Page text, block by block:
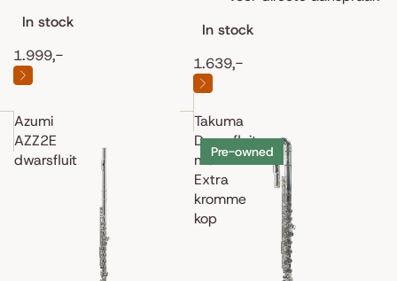
In stock
1.999,-
In stock
1.639,-
Azumi
AZZ2E
dwarsfluit
Takuma
Dwarsfluit
met
Extra
kromme
kop
Pre-owned